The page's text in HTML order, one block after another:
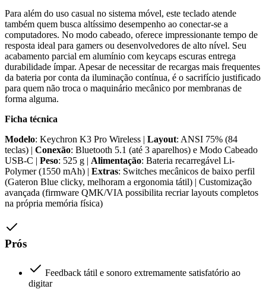
Para além do uso casual no sistema móvel, este teclado atende
também quem busca altíssimo desempenho ao conectar-se a
computadores. No modo cabeado, oferece impressionante tempo de
resposta ideal para gamers ou desenvolvedores de alto nível. Seu
acabamento parcial em alumínio com keycaps escuras entrega
durabilidade ímpar. Apesar de necessitar de recargas mais frequentes
da bateria por conta da iluminação contínua, é o sacrifício justificado
para quem não troca o maquinário mecânico por membranas de
forma alguma.
Ficha técnica
Modelo: Keychron K3 Pro Wireless | Layout: ANSI 75% (84
teclas) | Conexão: Bluetooth 5.1 (até 3 aparelhos) e Modo Cabeado
USB-C | Peso: 525 g | Alimentação: Bateria recarregável Li-
Polymer (1550 mAh) | Extras: Switches mecânicos de baixo perfil
(Gateron Blue clicky, melhoram a ergonomia tátil) | Customização
avançada (firmware QMK/VIA possibilita recriar layouts completos
na própria memória física)
Prós
Feedback tátil e sonoro extremamente satisfatório ao
digitar